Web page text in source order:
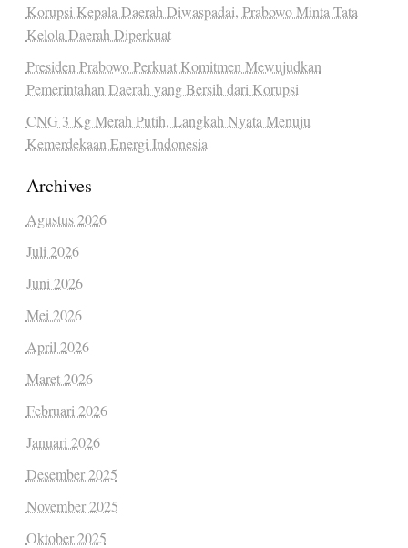
Korupsi Kepala Daerah Diwaspadai, Prabowo Minta Tata
Kelola Daerah Diperkuat
Presiden Prabowo Perkuat Komitmen Mewujudkan
Pemerintahan Daerah yang Bersih dari Korupsi
CNG 3 Kg Merah Putih, Langkah Nyata Menuju
Kemerdekaan Energi Indonesia
Archives
Agustus 2026
Juli 2026
Juni 2026
Mei 2026
April 2026
Maret 2026
Februari 2026
Januari 2026
Desember 2025
November 2025
Oktober 2025